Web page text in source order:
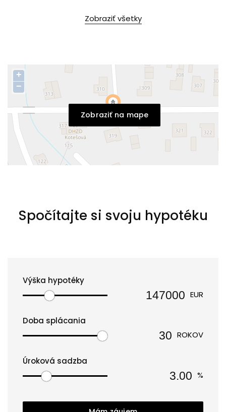
Zobraziť všetky
Zobraziť na mape
+
−
Spočítajte si svoju hypotéku
Výška hypotéky
EUR
Doba splácania
ROKOV
Úroková sadzba
%